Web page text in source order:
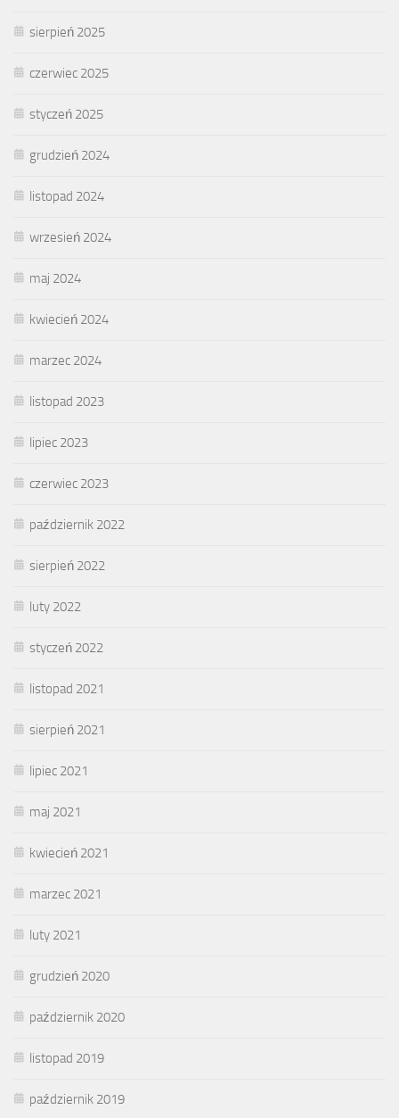
sierpień 2025
czerwiec 2025
styczeń 2025
grudzień 2024
listopad 2024
wrzesień 2024
maj 2024
kwiecień 2024
marzec 2024
listopad 2023
lipiec 2023
czerwiec 2023
październik 2022
sierpień 2022
luty 2022
styczeń 2022
listopad 2021
sierpień 2021
lipiec 2021
maj 2021
kwiecień 2021
marzec 2021
luty 2021
grudzień 2020
październik 2020
listopad 2019
październik 2019